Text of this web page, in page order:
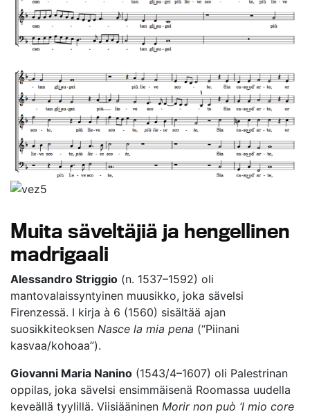
Muita säveltäjiä ja hengellinen
madrigaali
Alessandro Striggio (n. 1537–1592) oli
mantovalaissyntyinen muusikko, joka sävelsi
Firenzessä. I kirja à 6 (1560) sisältää ajan
suosikkiteoksen Nasce la mia pena (“Piinani
kasvaa/kohoaa”).
Giovanni Maria Nanino (1543/4–1607) oli Palestrinan
oppilas, joka sävelsi ensimmäisenä Roomassa uudella
keveällä tyylillä. Viisiääninen Morir non può ‘l mio core